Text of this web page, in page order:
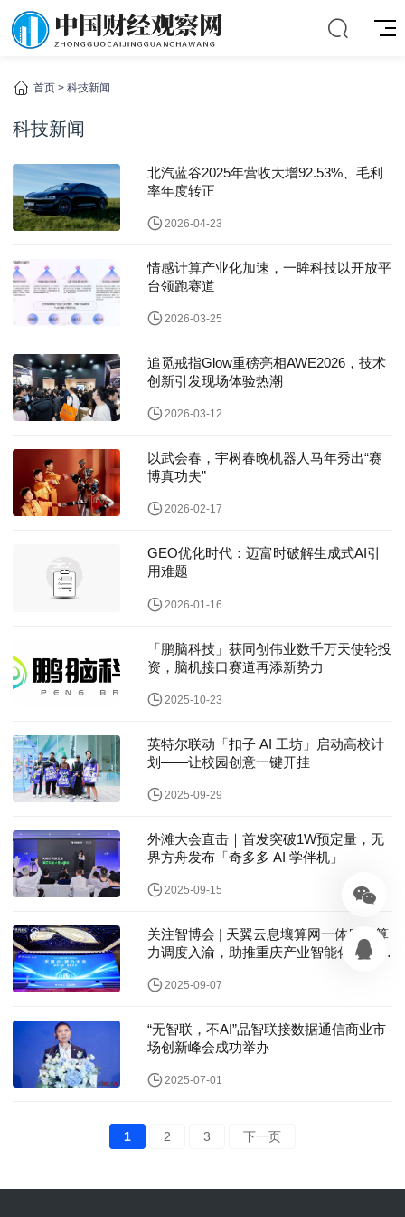
首页 > 科技新闻
科技新闻
北汽蓝谷2025年营收大增92.53%、毛利
率年度转正
2026-04-23
情感计算产业化加速，一眸科技以开放平
台领跑赛道
2026-03-25
追觅戒指Glow重磅亮相AWE2026，技术
创新引发现场体验热潮
2026-03-12
以武会春，宇树春晚机器人马年秀出“赛
博真功夫”
2026-02-17
GEO优化时代：迈富时破解生成式AI引
用难题
2026-01-16
「鹏脑科技」获同创伟业数千万天使轮投
资，脑机接口赛道再添新势力
2025-10-23
英特尔联动「扣子 AI 工坊」启动高校计
划——让校园创意一键开挂
2025-09-29
外滩大会直击｜首发突破1W预定量，无
界方舟发布「奇多多 AI 学伴机」
2025-09-15
关注智博会 | 天翼云息壤算网一体服务算
力调度入渝，助推重庆产业智能化转型升
2025-09-07
“无智联，不AI”品智联接数据通信商业市
场创新峰会成功举办
2025-07-01
1 2 3 下一页